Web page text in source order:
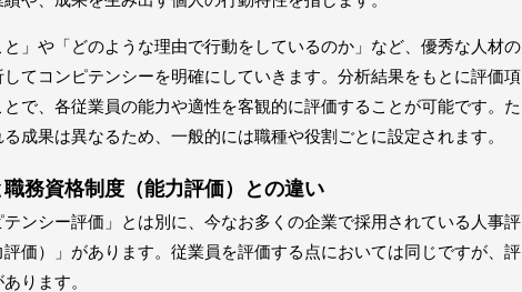
と」や「どのような理由で行動をしているのか」など、優秀な人材の
てコンピテンシーを明確にしていきます。分析結果をもとに評価項
で、各従業員の能力や適性を客観的に評価することが可能です。た
成果は異なるため、一般的には職種や役割ごとに設定されます。
務資格制度（能力評価）との違い
ンシー評価」とは別に、今なお多くの企業で採用されている人事評
価）」があります。従業員を評価する点においては同じですが、評
ります。